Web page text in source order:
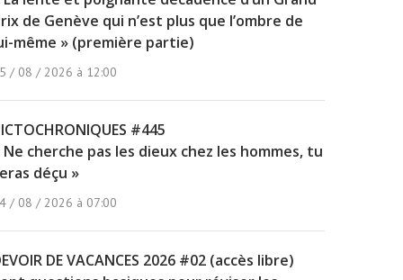
de Genève qui n’est plus que l’ombre de
même » (première partie)
/ 08 / 2026 à 12:00
#445
Ne cherche pas les dieux chez les hommes, tu
déçu »
/ 08 / 2026 à 07:00
DE VACANCES 2026 #02 (accès libre)